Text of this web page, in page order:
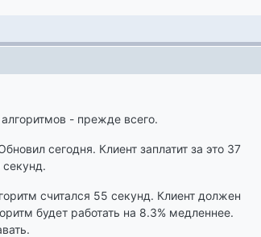
- прежде всего.
сегодня. Клиент заплатит за это 37
считался 55 секунд. Клиент должен
будет работать на 8.3% медленнее.